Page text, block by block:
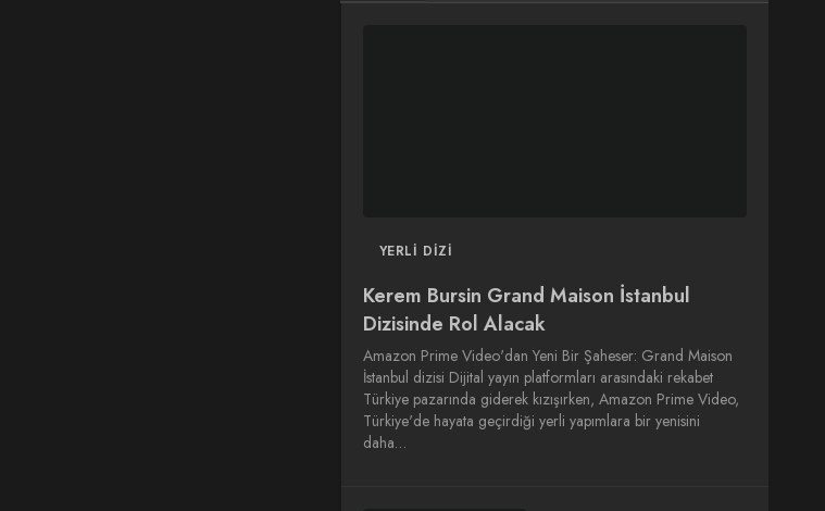
YERLI DIZI
Kerem Bursin Grand Maison İstanbul
Dizisinde Rol Alacak
Amazon Prime Video'dan Yeni Bir Şaheser: Grand Maison
İstanbul dizisi Dijital yayın platformları arasındaki rekabet
Türkiye pazarında giderek kızışırken, Amazon Prime Video,
Türkiye'de hayata geçirdiği yerli yapımlara bir yenisini
daha…